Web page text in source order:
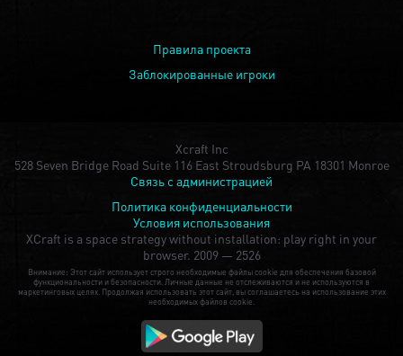
Правила проекта
Заблокированные игроки
Xcraft Inc
528 Seven Bridge Road Suite 116 East Stroudsburg PA 18301 Monroe
Связь с администрацией
Политика конфиденциальности
Условия использования
XCraft is a space strategy without installation: play right in your
browser. 2009 — 2526
Внимание: Этот сайт использует строго необходимые файлы cookie для обеспечения базовой
функциональности и безопасности. Личные данные не отслеживаются и не используются в
маркетинговых целях. Продолжая использовать этот сайт, вы соглашаетесь на использование этих
необходимых файлов cookie.